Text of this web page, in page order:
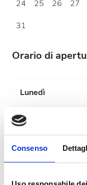
Consenso
24
25 26 27
31
Orario di
Lunedì
Martedì
Mercoledì